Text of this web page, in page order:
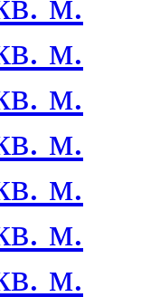
м.
м.
м.
м.
м.
м.